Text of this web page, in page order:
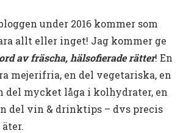
under 2016 kommer som
allt eller inget! Jag kommer ge
av fräscha, hälsofierade rätter! En
mejerifria, en del vegetariska, en
del mycket låga i kolhydrater, en
del vin & drinktips – dvs precis